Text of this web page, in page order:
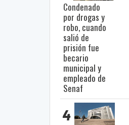
Condenado
por drogas y
robo, cuando
salió de
prisión fue
becario
municipal y
empleado de
Senaf
4